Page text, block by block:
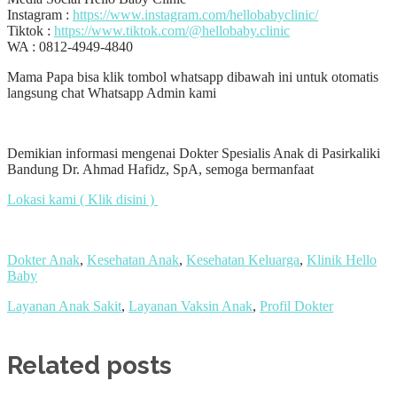
Instagram : https://www.instagram.com/hellobabyclinic/
Tiktok : https://www.tiktok.com/@hellobaby.clinic
WA : 0812-4949-4840
Mama Papa bisa klik tombol whatsapp dibawah ini untuk otomatis
langsung chat Whatsapp Admin kami
Demikian informasi mengenai Dokter Spesialis Anak di Pasirkaliki
Bandung Dr. Ahmad Hafidz, SpA, semoga bermanfaat
Lokasi kami ( Klik disini )
Dokter Anak, Kesehatan Anak, Kesehatan Keluarga, Klinik Hello
Baby
Layanan Anak Sakit, Layanan Vaksin Anak, Profil Dokter
Related posts